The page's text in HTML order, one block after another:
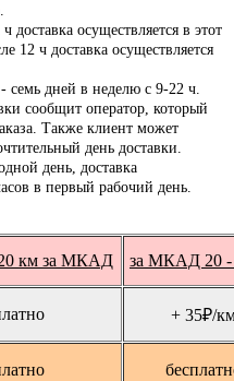
доставка осуществляется в этот
12 ч доставка осуществляется
семь дней в неделю с 9-22 ч.
сообщит оператор, который
Также клиент может
день доставки.
день, доставка
в первый рабочий день.
км за МКАД за МКАД 20 -
+ 35₽/